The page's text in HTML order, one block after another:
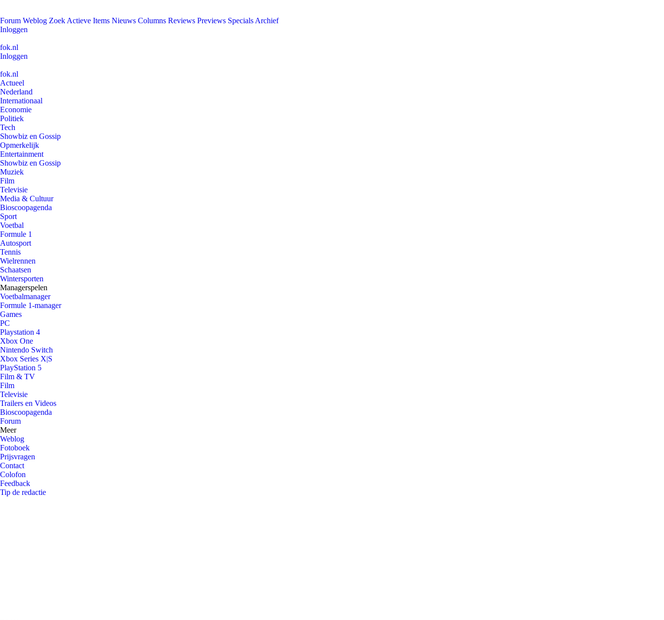
Forum Weblog Zoek Actieve Items Nieuws Columns Reviews Previews Specials Archief
Inloggen
fok.nl
Inloggen
fok.nl
Actueel
Nederland
Internationaal
Economie
Politiek
Tech
Showbiz en Gossip
Opmerkelijk
Entertainment
Showbiz en Gossip
Muziek
Film
Televisie
Media & Cultuur
Bioscoopagenda
Sport
Voetbal
Formule 1
Autosport
Tennis
Wielrennen
Schaatsen
Wintersporten
Managerspelen
Voetbalmanager
Formule 1-manager
Games
PC
Playstation 4
Xbox One
Nintendo Switch
Xbox Series X|S
PlayStation 5
Film & TV
Film
Televisie
Trailers en Videos
Bioscoopagenda
Forum
Meer
Weblog
Fotoboek
Prijsvragen
Contact
Colofon
Feedback
Tip de redactie